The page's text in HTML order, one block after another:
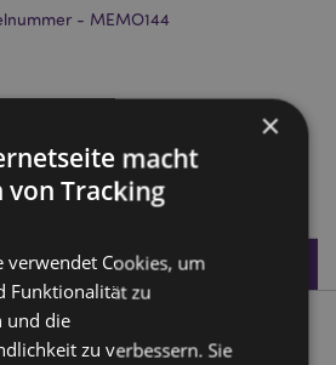
- MEMO144
×
macht
von Tracking
verwendet Cookies, um
Funktionalität zu
und die
zu verbessern. Sie